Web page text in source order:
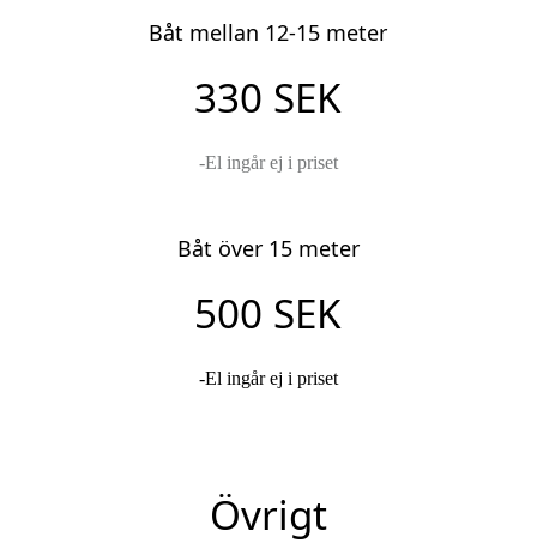
Båt mellan 12-15 meter
330 SEK
-El ingår ej i priset
Båt över 15 meter
500 SEK
-El ingår ej i priset
Övrigt